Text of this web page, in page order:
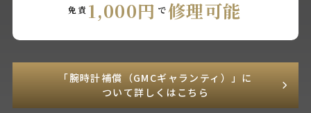
免責 1,000円 で修理可能
「腕時計補償（GMCギャランティ）」に
ついて詳しくはこちら